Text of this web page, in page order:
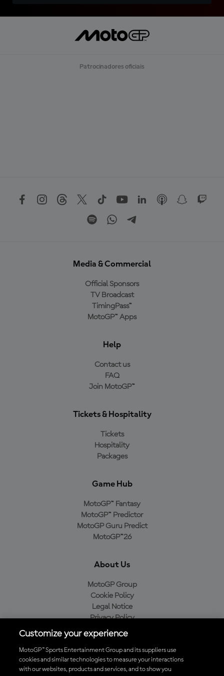
Patrocinadores oficiais
Media & Commercial
Official Sponsors
TV Broadcast
TimingPass™
MotoGP™ Apps
Help
Contact us
FAQ
Join MotoGP™
Tickets & Hospitality
Tickets
Hospitality
Packages
Game Hub
MotoGP™ Fantasy
MotoGP™ Predictor
MotoGP Guru Predict
MotoGP™26
About Us
MotoGP Group
Cookie Policy
Legal Notice
Privacy Policy
Purchase Policy
Baixe o aplicativo oficial da MotoGP™
Customize your experience
MotoGP™ Sports Entertainment Group and its suppliers use
cookies and similar technologies to measure your interactions
with our websites, products and services, and to show you